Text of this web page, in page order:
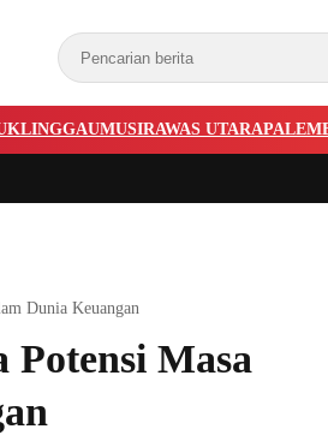
MUSIRAWAS UTARA
Dunia Keuangan
Masa